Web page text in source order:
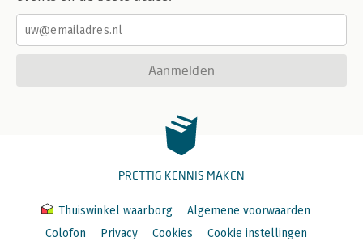
Aanmelden
PRETTIG KENNIS MAKEN
Thuiswinkel waarborg
Algemene voorwaarden
Colofon
Privacy Cookies
Cookie instellingen